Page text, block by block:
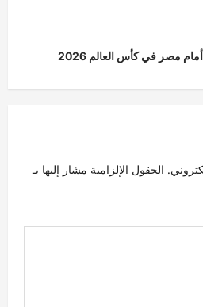
مصر في كأس العالم 2026
الحقول الإلزامية مشار إليها بـ